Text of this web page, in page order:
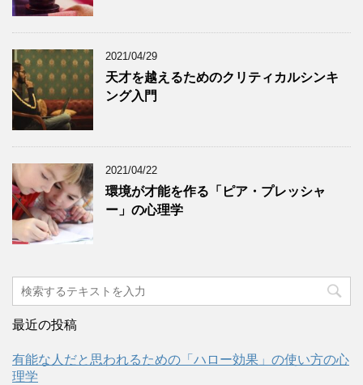
2021/04/29
天才を越えるためのクリティカルシンキ
ング入門
2021/04/22
環境が才能を作る「ピア・プレッシャ
ー」の心理学
最近の投稿
有能な人だと思われるための「ハロー効果」の使い方の心
理学